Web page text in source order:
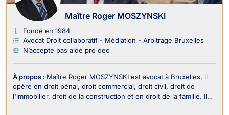
G
E
Maître Roger MOSZYNSKI
Fondé en 1984
Avocat Droit collaboratif - Médiation - Arbitrage Bruxelles
N’accepte pas aide pro deo
À propos : Maître Roger MOSZYNSKI est avocat à Bruxelles, il
opère en droit pénal, droit commercial, droit civil, droit de
l'immobilier, droit de la construction et en droit de la famille. Il